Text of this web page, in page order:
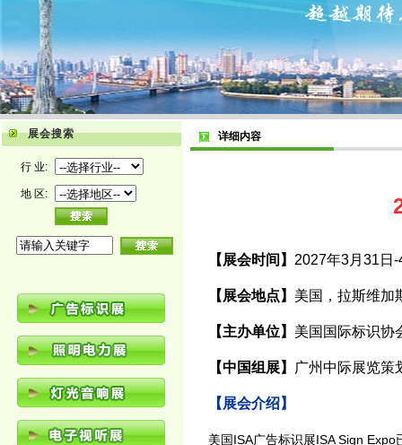
展会搜索
行 业:
地 区:
详细内容
【展会时间】 2027年3月31日-
【展会地点】 美国，拉斯维加
【主办单位】 美国国际标识协
【中国组展】 广州中际展览策
【展会介绍】
美国ISA广告标识展ISA Sign